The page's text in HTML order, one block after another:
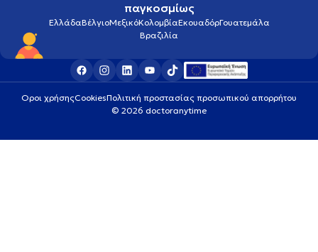
παγκοσμίως
ΕλλάδαΒέλγιοΜεξικόΚολομβίαΕκουαδόρΓουατεμάλα
Βραζιλία
Οροι χρήσηςCookiesΠολιτική προστασίας προσωπικού απορρήτου
© 2026 doctoranytime